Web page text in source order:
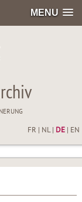
MENU
FR NL| DE| EN